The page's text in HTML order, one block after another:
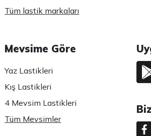
Tüm lastik markaları
Mevsime Göre
Yaz Lastikleri
Kış Lastikleri
4 Mevsim Lastikleri
Tüm Mevsimler